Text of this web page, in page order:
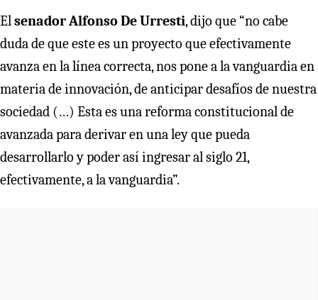
Elsenador Alfonso De Urresti, dijo que “no cabe
duda de que este es un proyecto que efectivamente
avanza en la línea correcta, nos pone a la vanguardia en
materia de innovación, de anticipar desafíos de nuestra
sociedad (…) Esta es una reforma constitucional de
avanzada para derivar en una ley que pueda
desarrollarlo y poder así ingresar al siglo 21,
efectivamente, a la vanguardia”.